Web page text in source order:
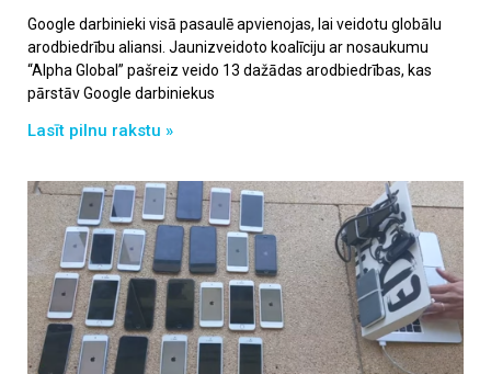
Google darbinieki visā pasaulē apvienojas, lai veidotu globālu
arodbiedrību aliansi. Jaunizveidoto koalīciju ar nosaukumu
“Alpha Global” pašreiz veido 13 dažādas arodbiedrības, kas
pārstāv Google darbiniekus
Lasīt pilnu rakstu »